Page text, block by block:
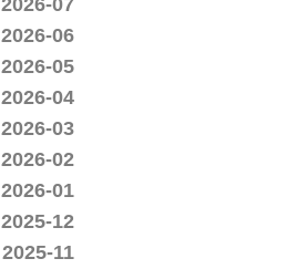
2026-06
2026-05
2026-04
2026-03
2026-02
2026-01
2025-12
2025-11